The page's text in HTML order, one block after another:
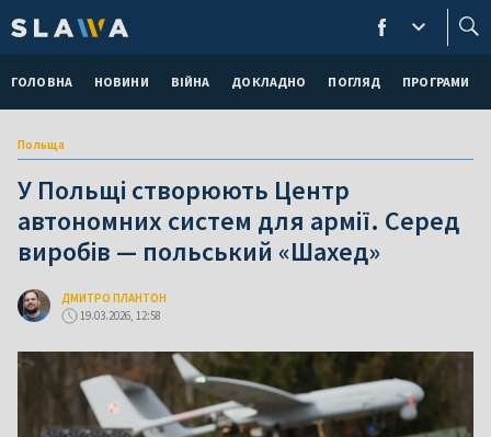
ГОЛОВНА НОВИНИ ВІЙНА ДОКЛАДНО ПОГЛЯД ПРОГРАМИ
Польща
У Польщі створюють Центр
автономних систем для армії. Серед
виробів — польський «Шахед»
ДМИТРО ПЛАНТОН
19.03.2026, 12:58